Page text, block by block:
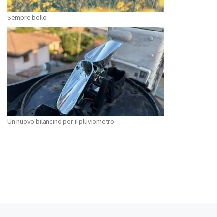
Sempre bello
Un nuovo bilancino per il pluviometro